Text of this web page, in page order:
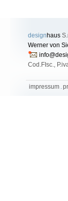
design haus
Werner von
Cod.FIsc.,
impressum .